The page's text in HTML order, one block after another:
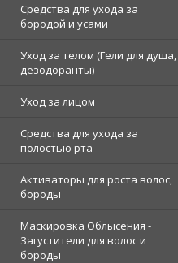
Средства для ухода за
бородой и усами
Уход за телом (Гели для душа,
дезодоранты)
Уход за лицом
Средства для ухода за
полостью рта
Активаторы для роста волос,
бороды
Маскировка Облысения -
Загустители для волос и
бороды